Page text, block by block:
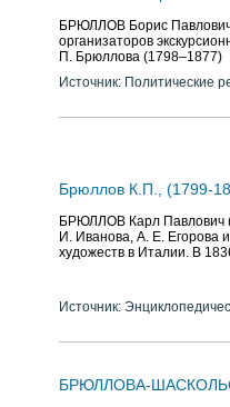
БРЮЛЛОВ Борис Павлович
организаторов
П. Брюллова (1798–1877)
Источник: Политические
Брюллов К.П., (1799-
БРЮЛЛОВ Карл Павлович
И. Иванова, А. Е. Егорова
художеств в Италии. В
Источник:
БРЮЛЛОВА-